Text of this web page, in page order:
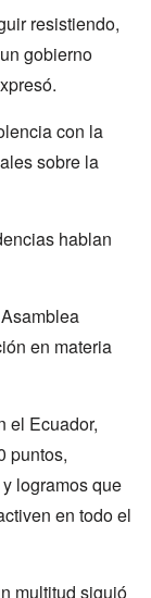
resistiendo,
gobierno
con la
sobre la
hablan
en materia
el Ecuador,
puntos,
logramos que
en todo el
multitud siguió